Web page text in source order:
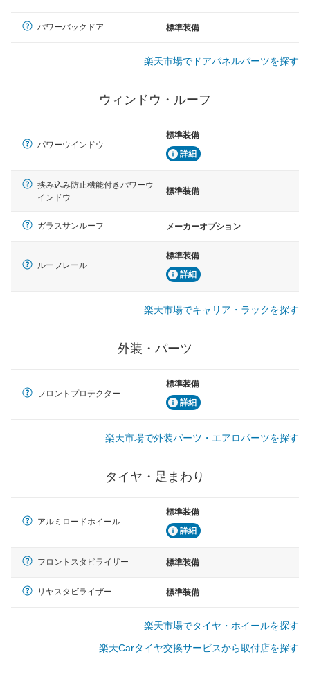
パワーバックドア 標準装備
楽天市場でドアパネルパーツを探す
ウィンドウ・ルーフ
パワーウインドウ
標準装備
詳細
挟み込み防止機能付きパワーウ
インドウ
標準装備
ガラスサンルーフ メーカーオプション
ルーフレール
標準装備
詳細
楽天市場でキャリア・ラックを探す
外装・パーツ
フロントプロテクター
標準装備
詳細
楽天市場で外装パーツ・エアロパーツを探す
タイヤ・足まわり
アルミロードホイール
標準装備
詳細
フロントスタビライザー 標準装備
リヤスタビライザー 標準装備
楽天市場でタイヤ・ホイールを探す
楽天Carタイヤ交換サービスから取付店を探す